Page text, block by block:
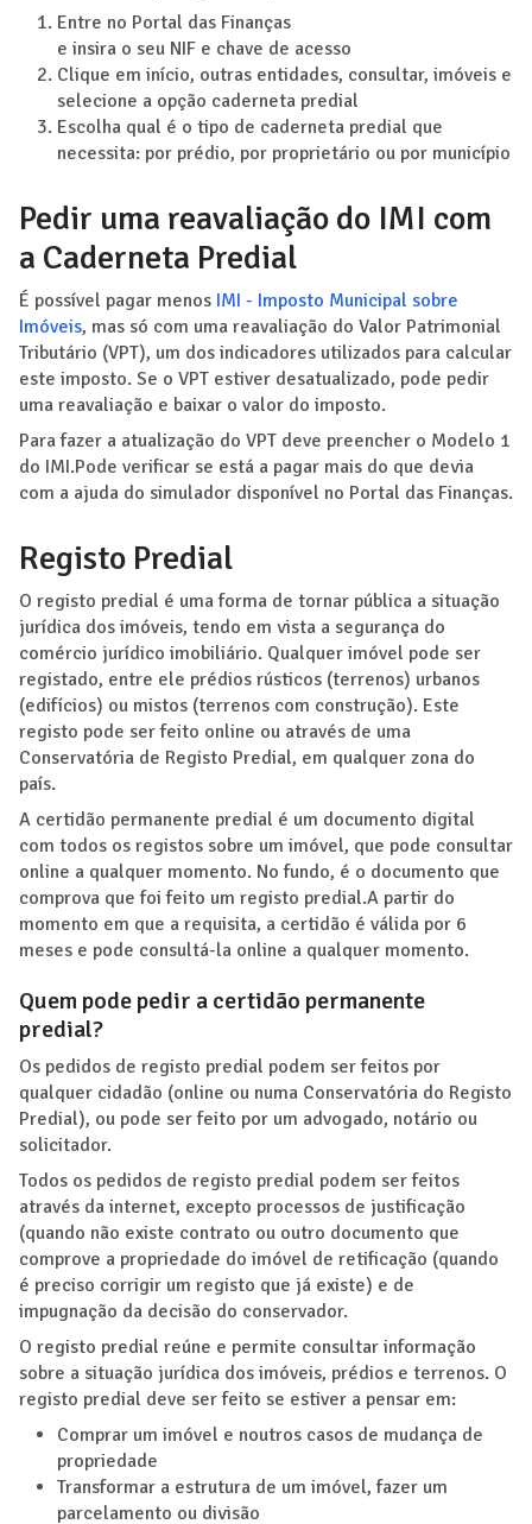
Entre no Portal das Finanças
e insira o seu NIF e chave de acesso
Clique em início, outras entidades, consultar, imóveis e
selecione a opção caderneta predial
Escolha qual é o tipo de caderneta predial que
necessita: por prédio, por proprietário ou por município
Pedir uma reavaliação do IMI com
a Caderneta Predial
É possível pagar menos IMI - Imposto Municipal sobre
Imóveis, mas só com uma reavaliação do Valor Patrimonial
Tributário (VPT), um dos indicadores utilizados para calcular
este imposto. Se o VPT estiver desatualizado, pode pedir
uma reavaliação e baixar o valor do imposto.
Para fazer a atualização do VPT deve preencher o Modelo 1
do IMI.Pode verificar se está a pagar mais do que devia
com a ajuda do simulador disponível no Portal das Finanças.
Registo Predial
O registo predial é uma forma de tornar pública a situação
jurídica dos imóveis, tendo em vista a segurança do
comércio jurídico imobiliário. Qualquer imóvel pode ser
registado, entre ele prédios rústicos (terrenos) urbanos
(edifícios) ou mistos (terrenos com construção). Este
registo pode ser feito online ou através de uma
Conservatória de Registo Predial, em qualquer zona do
país.
A certidão permanente predial é um documento digital
com todos os registos sobre um imóvel, que pode consultar
online a qualquer momento. No fundo, é o documento que
comprova que foi feito um registo predial.A partir do
momento em que a requisita, a certidão é válida por 6
meses e pode consultá-la online a qualquer momento.
Quem pode pedir a certidão permanente
predial?
Os pedidos de registo predial podem ser feitos por
qualquer cidadão (online ou numa Conservatória do Registo
Predial), ou pode ser feito por um advogado, notário ou
solicitador.
Todos os pedidos de registo predial podem ser feitos
através da internet, excepto processos de justificação
(quando não existe contrato ou outro documento que
comprove a propriedade do imóvel de retificação (quando
é preciso corrigir um registo que já existe) e de
impugnação da decisão do conservador.
O registo predial reúne e permite consultar informação
sobre a situação jurídica dos imóveis, prédios e terrenos. O
registo predial deve ser feito se estiver a pensar em:
Comprar um imóvel e noutros casos de mudança de
propriedade
Transformar a estrutura de um imóvel, fazer um
parcelamento ou divisão